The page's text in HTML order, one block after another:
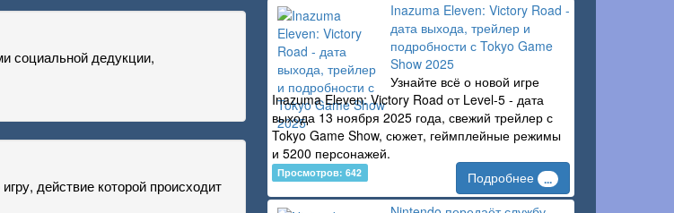
социальной дедукции,
действие которой происходит
Inazuma Eleven: Victory Road -
дата выхода, трейлер и
подробности с Tokyo Game
Show 2025
Узнайте всё о новой игре
Inazuma Eleven: Victory Road от Level-5 - дата
выхода 13 ноября 2025 года, свежий трейлер с
Tokyo Game Show, сюжет, геймплейные режимы
и 5200 персонажей.
Просмотров: 642 Подробнее ...